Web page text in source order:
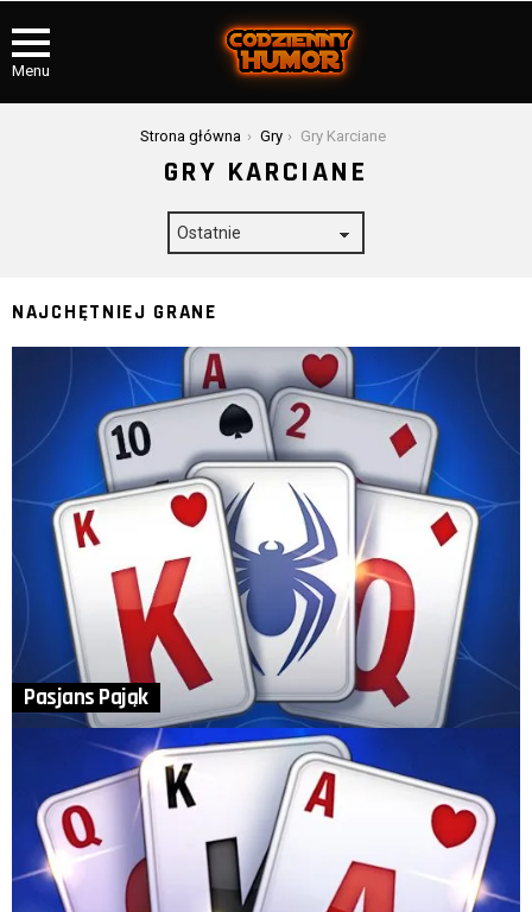
Menu
Strona główna Gry Gry Karciane
GRY KARCIANE
NAJCHĘTNIEJ GRANE
Pasjans Pająk